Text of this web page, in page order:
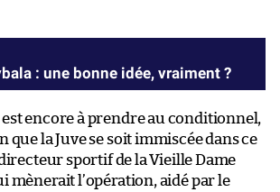
: une bonne idée, vraiment ?
encore à prendre au conditionnel,
que la Juve se soit immiscée dans ce
directeur sportif de la Vieille Dame
mènerait l’opération, aidé par le